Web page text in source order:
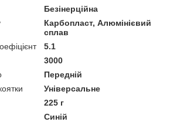
Безінерційна
Карбопласт, Алюмінієвий
сплав
5.1
3000
Передній
Універсальне
225 г
Синій